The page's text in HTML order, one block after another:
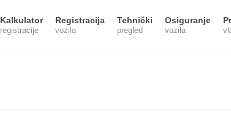
Kalkulator
registracije
Registracija
vozila
Tehnički
pregled
Osiguranje
vozila